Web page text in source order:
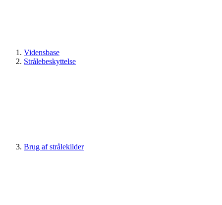
Vidensbase
Strålebeskyttelse
Brug af strålekilder